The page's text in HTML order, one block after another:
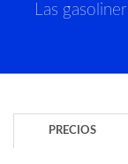
Las
PRECIOS